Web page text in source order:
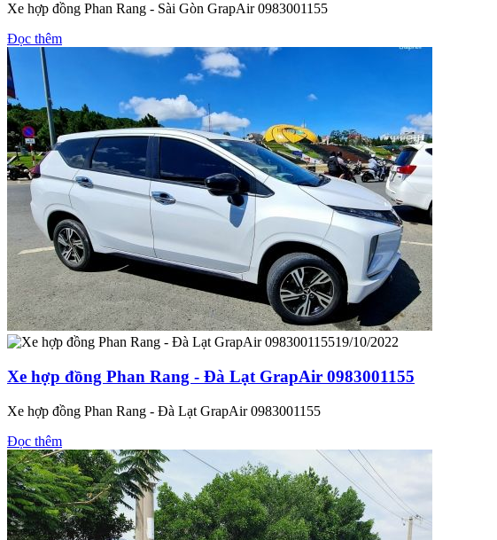
Xe hợp đồng Phan Rang - Sài Gòn GrapAir 0983001155
Đọc thêm
19/10/2022
Xe hợp đồng Phan Rang - Đà Lạt GrapAir 0983001155
Xe hợp đồng Phan Rang - Đà Lạt GrapAir 0983001155
Đọc thêm